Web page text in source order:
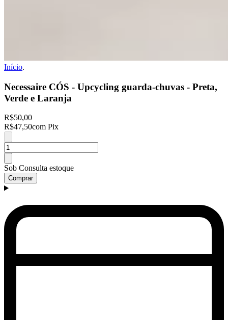
Início.
Necessaire CÓS - Upcycling guarda-chuvas - Preta,
Verde e Laranja
R$50,00
R$47,50com Pix
Sob Consulta estoque
Comprar